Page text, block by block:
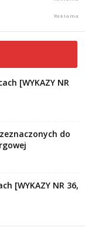
[WYKAZY NR
do
[WYKAZY NR 36,